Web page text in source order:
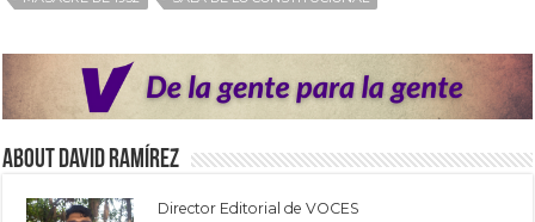
About David Ramírez
Director Editorial de VOCES